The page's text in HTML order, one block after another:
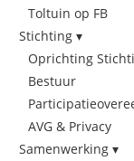
Toltuin op FB
Stichting
Oprichting
Bestuur
AVG & Privacy
Samenwerking